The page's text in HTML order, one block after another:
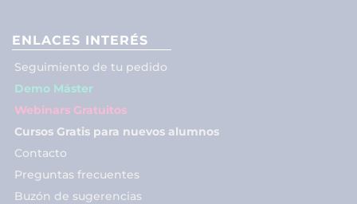
ENLACES INTERÉS
Seguimiento de tu pedido
Demo Máster
Webinars Gratuitos
Cursos Gratis para nuevos alumnos
Contacto
Preguntas frecuentes
Buzón de sugerencias